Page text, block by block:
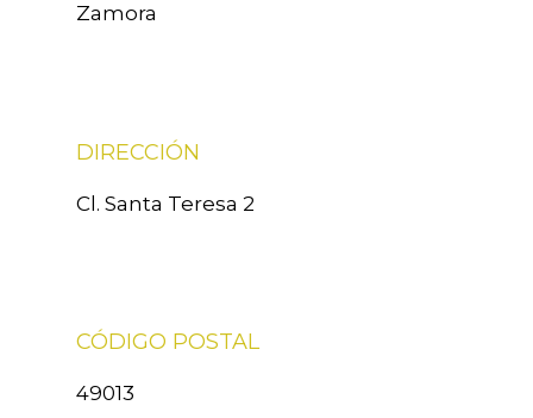
Zamora
DIRECCIÓN
Cl. Santa Teresa 2
CÓDIGO POSTAL
49013